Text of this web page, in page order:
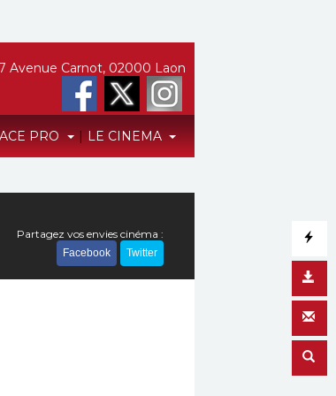
PRO | LE CINEMA
Avenue Carnot, 02000 Laon
Partagez vos envies cinéma :
Facebook Twitter